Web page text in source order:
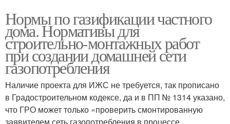
Нормы по газификации частного
дома. Нормативы для
строительно-монтажных работ
при создании домашней сети
газопотребления
Наличие проекта для ИЖС не требуется, так прописано
в Градостроительном кодексе, да и в ПП № 1314 указано,
что ГРО может только «проверить смонтированную
заявителем сеть газопотребления в процессе